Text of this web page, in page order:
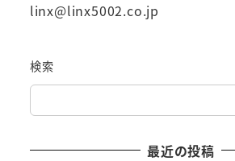
linx@linx5002.co.jp
検索
最近の投稿